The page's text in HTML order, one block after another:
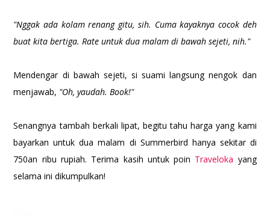
"Nggak ada kolam renang gitu, sih. Cuma kayaknya cocok deh
buat kita bertiga. Rate untuk dua malam di bawah sejeti, nih."
Mendengar di bawah sejeti, si suami langsung nengok dan
menjawab, "Oh, yaudah. Book!"
Senangnya tambah berkali lipat, begitu tahu harga yang kami
bayarkan untuk dua malam di Summerbird hanya sekitar di
750an ribu rupiah. Terima kasih untuk poin Traveloka yang
selama ini dikumpulkan!